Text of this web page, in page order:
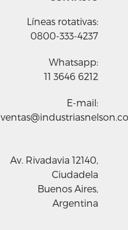
Líneas rotativas:
0800-333-4237
Whatsapp:
11 3646 6212
E-mail:
Av. Rivadavia 12140,
Ciudadela
Buenos Aires,
Argentina